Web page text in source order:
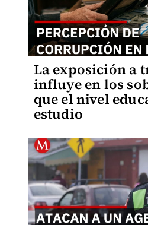
La exposición a
influye en los
que el nivel
estudio